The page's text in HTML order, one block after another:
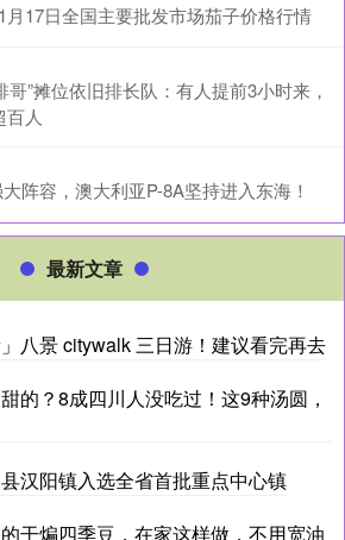
月17日全国主要批发市场茄子价格行情
哥”摊位依旧排长队：有人提前3小时来，
人
阵容，澳大利亚P-8A坚持进入东海！
最新文章
八景 citywalk 三日游！建议看完再去
的？8成四川人没吃过！这9种汤圆，
汉阳镇入选全省首批重点中心镇
干煸四季豆，在家这样做，不用宽油